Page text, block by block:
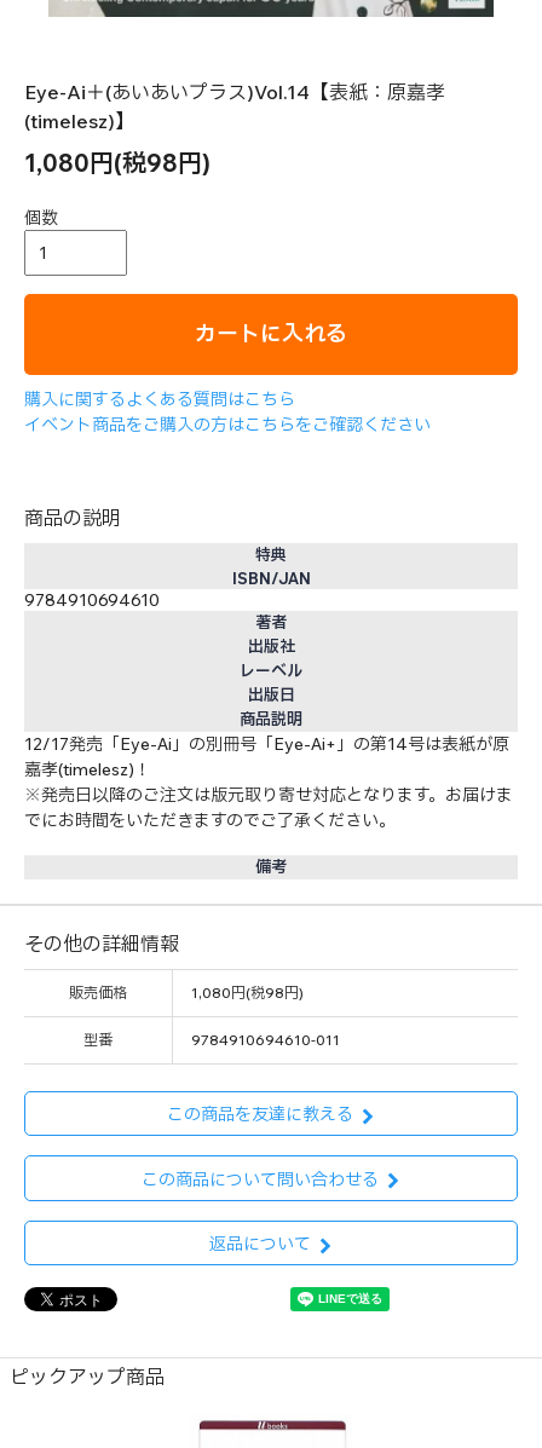
Eye-Ai＋(あいあいプラス)Vol.14【表紙：原嘉孝
(timelesz)】
1,080円(税98円)
個数
カートに入れる
購入に関するよくある質問はこちら
イベント商品をご購入の方はこちらをご確認ください
商品の説明
特典
ISBN/JAN
9784910694610
著者
出版社
レーベル
出版日
商品説明
12/17発売「Eye-Ai」の別冊号「Eye-Ai+」の第14号は表紙が原
嘉孝(timelesz)！
※発売日以降のご注文は版元取り寄せ対応となります。お届けま
でにお時間をいただきますのでご了承ください。
備考
その他の詳細情報
販売価格 1,080円(税98円)
型番 9784910694610-011
この商品を友達に教える
この商品について問い合わせる
返品について
ピックアップ商品